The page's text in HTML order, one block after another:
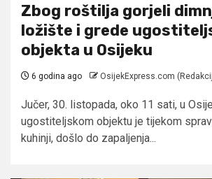
Zbog roštilja gorjeli
ložište i grede
objekta u Osijeku
6 godina ago OsijekExpress.com
Jučer, 30. listopada, oko 11 sati, u
ugostiteljskom objektu je tijekom
kuhinji, došlo do zapaljenja...